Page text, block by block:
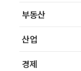
부동산
산업
경제